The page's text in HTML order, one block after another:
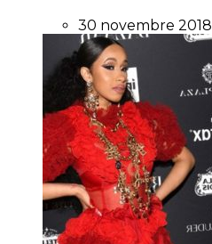
30 novembre 2018